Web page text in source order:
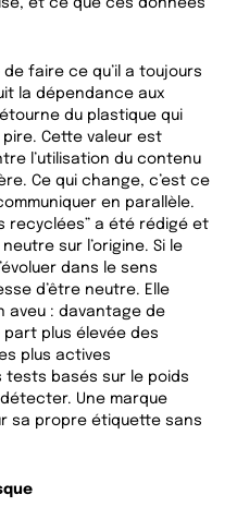
faire ce qu’il a toujours
la dépendance aux
du plastique qui
Cette valeur est
l’utilisation du contenu
Ce qui change, c’est ce
en parallèle.
recyclées” a été rédigé et
sur l’origine. Si le
dans le sens
d’être neutre. Elle
aveu : davantage de
plus élevée des
plus actives
tests basés sur le poids
Une marque
sa propre étiquette sans